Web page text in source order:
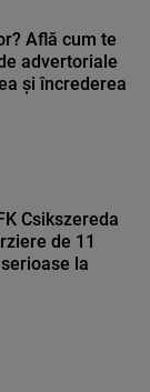
Află cum te
advertoriale
și încrederea
Csikszereda
de 11
la